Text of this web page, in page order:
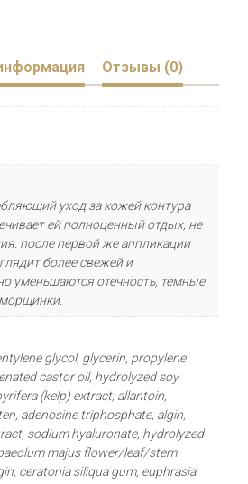
Отзывы (0)
уход за кожей контура
ей полноценный отдых, не
после первой же аппликации
более свежей и
уменьшаются отечность, темные
glycol, glycerin, propylene
castor oil, hydrolyzed soy
(kelp) extract, allantoin,
adenosine triphosphate, algin,
sodium hyaluronate, hydrolyzed
majus flower/leaf/stem
ceratonia siliqua gum, euphrasia